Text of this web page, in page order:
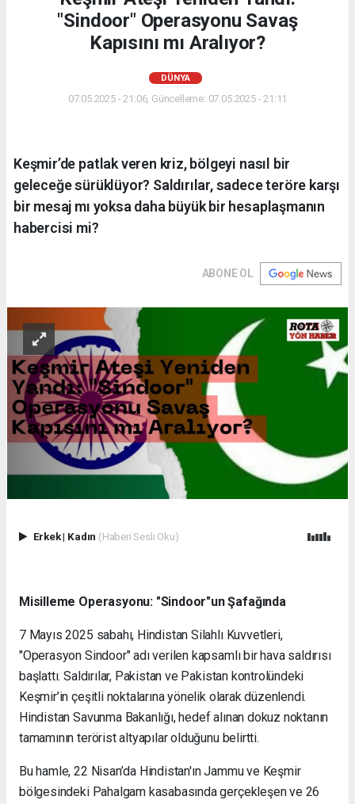
"Sindoor" Operasyonu Savaş
Kapısını mı Aralıyor?
DÜNYA
07.05.2025 - 21:06, Güncelleme: 07.05.2025 - 21:11
Keşmir’de patlak veren kriz, bölgeyi nasıl bir
geleceğe sürüklüyor? Saldırılar, sadece teröre karşı
bir mesaj mı yoksa daha büyük bir hesaplaşmanın
habercisi mi?
ABONE OL
Erkek| Kadın (Haberi Sesli Oku)
Misilleme Operasyonu: "Sindoor"un Şafağında
7 Mayıs 2025 sabahı, Hindistan Silahlı Kuvvetleri,
"Operasyon Sindoor" adı verilen kapsamlı bir hava saldırısı
başlattı. Saldırılar, Pakistan ve Pakistan kontrolündeki
Keşmir’in çeşitli noktalarına yönelik olarak düzenlendi.
Hindistan Savunma Bakanlığı, hedef alınan dokuz noktanın
tamamının terörist altyapılar olduğunu belirtti.
Bu hamle, 22 Nisan’da Hindistan'ın Jammu ve Keşmir
bölgesindeki Pahalgam kasabasında gerçekleşen ve 26